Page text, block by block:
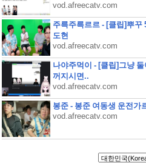
vod.afreecatv.com
주륵주륵르르 - [클립]뿌꾸
도현
vod.afreecatv.com
나야주먹이 - [클립]그냥
꺼지시면..
vod.afreecatv.com
봉준 - 봉준 여동생 운전가
vod.afreecatv.com